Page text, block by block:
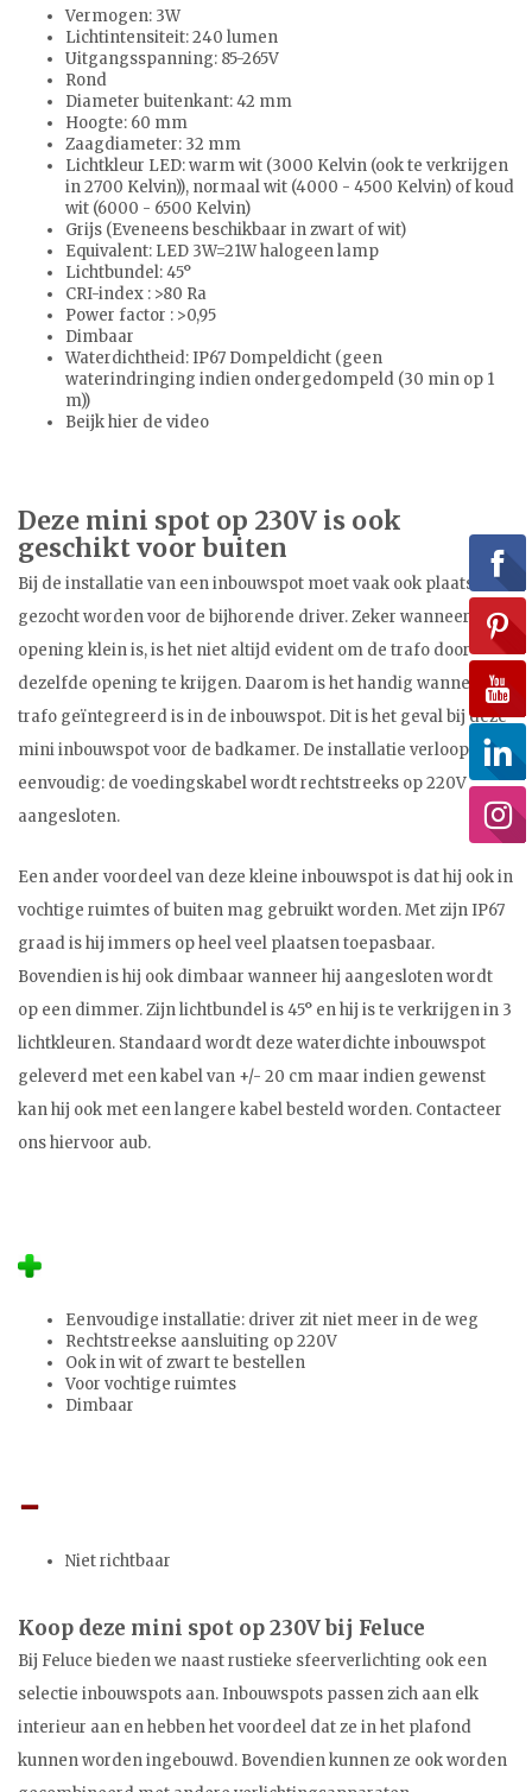
Vermogen: 3W
Lichtintensiteit: 240 lumen
Uitgangsspanning: 85-265V
Rond
Diameter buitenkant: 42 mm
Hoogte: 60 mm
Zaagdiameter: 32 mm
Lichtkleur LED: warm wit (3000 Kelvin (ook te verkrijgen
in 2700 Kelvin)), normaal wit (4000 - 4500 Kelvin) of koud
wit (6000 - 6500 Kelvin)
Grijs (Eveneens beschikbaar in zwart of wit)
Equivalent: LED 3W=21W halogeen lamp
Lichtbundel: 45°
CRI-index : >80 Ra
Power factor : >0,95
Dimbaar
Waterdichtheid: IP67 Dompeldicht (geen
waterindringing indien ondergedompeld (30 min op 1
m))
Beijk hier de video
Deze mini spot op 230V is ook
geschikt voor buiten
Bij de installatie van een inbouwspot moet vaak ook plaats
gezocht worden voor de bijhorende driver. Zeker wanneer de
opening klein is, is het niet altijd evident om de trafo door
dezelfde opening te krijgen. Daarom is het handig wanneer de
trafo geïntegreerd is in de inbouwspot. Dit is het geval bij deze
mini inbouwspot voor de badkamer. De installatie verloopt heel
eenvoudig: de voedingskabel wordt rechtstreeks op 220V
aangesloten.
Een ander voordeel van deze kleine inbouwspot is dat hij ook in
vochtige ruimtes of buiten mag gebruikt worden. Met zijn IP67
graad is hij immers op heel veel plaatsen toepasbaar.
Bovendien is hij ook dimbaar wanneer hij aangesloten wordt
op een dimmer. Zijn lichtbundel is 45° en hij is te verkrijgen in 3
lichtkleuren. Standaard wordt deze waterdichte inbouwspot
geleverd met een kabel van +/- 20 cm maar indien gewenst
kan hij ook met een langere kabel besteld worden. Contacteer
ons hiervoor aub.
Eenvoudige installatie: driver zit niet meer in de weg
Rechtstreekse aansluiting op 220V
Ook in wit of zwart te bestellen
Voor vochtige ruimtes
Dimbaar
Niet richtbaar
Koop deze mini spot op 230V bij Feluce
Bij Feluce bieden we naast rustieke sfeerverlichting ook een
selectie inbouwspots aan. Inbouwspots passen zich aan elk
interieur aan en hebben het voordeel dat ze in het plafond
kunnen worden ingebouwd. Bovendien kunnen ze ook worden